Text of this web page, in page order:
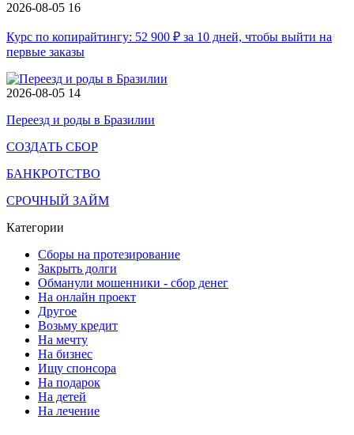
2026-08-05 16
Курс по копирайтингу: 52 900 ₽ за 10 дней, чтобы выйти на
первые заказы
2026-08-05 14
Переезд и роды в Бразилии
СОЗДАТЬ СБОР
БАНКРОТСТВО
СРОЧНЫЙ ЗАЙМ
Категории
Сборы на протезирование
Закрыть долги
Обманули мошенники - сбор денег
На онлайн проект
Другое
Возьму кредит
На мечту
На бизнес
Ищу спонсора
На подарок
На детей
На лечение